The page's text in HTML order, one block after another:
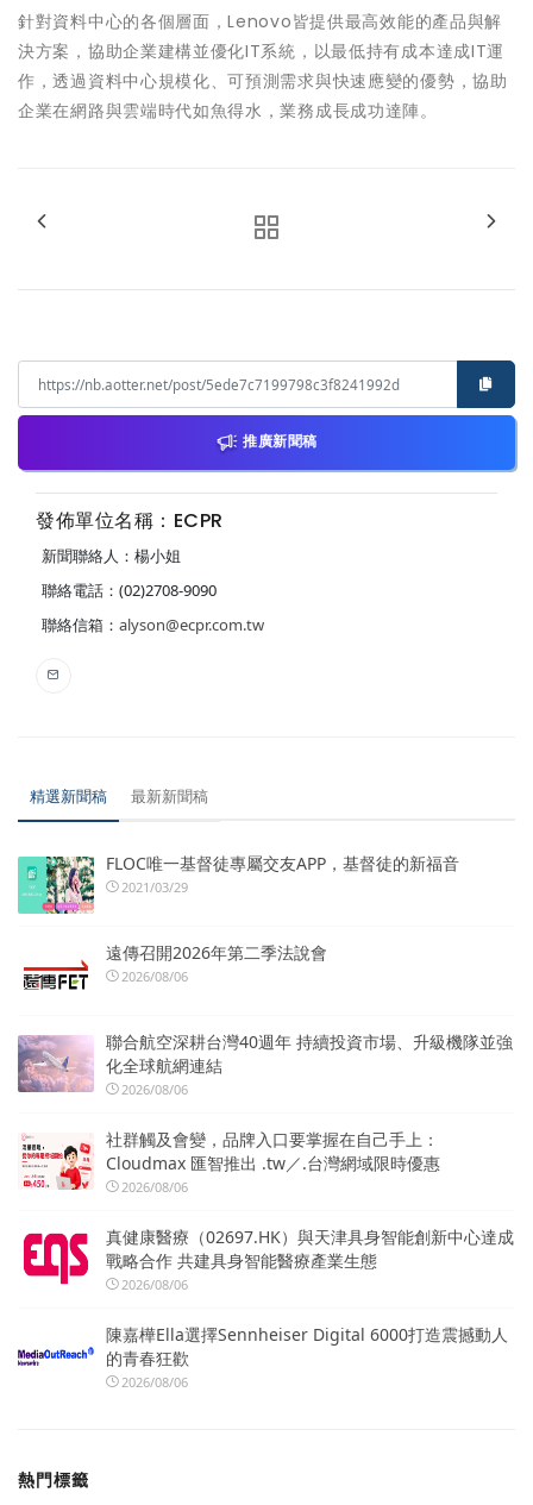
針對資料中心的各個層面，Lenovo皆提供最高效能的產品與解
決方案，協助企業建構並優化IT系統，以最低持有成本達成IT運
作，透過資料中心規模化、可預測需求與快速應變的優勢，協助
企業在網路與雲端時代如魚得水，業務成長成功達陣。
推廣新聞稿
發佈單位名稱：ECPR
新聞聯絡人：楊小姐
聯絡電話：(02)2708-9090
聯絡信箱： alyson@ecpr.com.tw
精選新聞稿 最新新聞稿
FLOC唯一基督徒專屬交友APP，基督徒的新福音
2021/03/29
遠傳召開2026年第二季法說會
2026/08/06
聯合航空深耕台灣40週年 持續投資市場、升級機隊並強
化全球航網連結
2026/08/06
社群觸及會變，品牌入口要掌握在自己手上：
Cloudmax 匯智推出 .tw／.台灣網域限時優惠
2026/08/06
真健康醫療（02697.HK）與天津具身智能創新中心達成
戰略合作 共建具身智能醫療產業生態
2026/08/06
陳嘉樺Ella選擇Sennheiser Digital 6000打造震撼動人
的青春狂歡
2026/08/06
熱門標籤